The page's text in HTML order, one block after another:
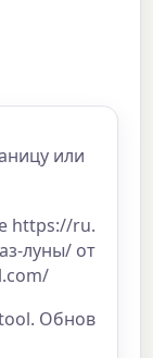
или
https://ru.
луны/ от
Обнов